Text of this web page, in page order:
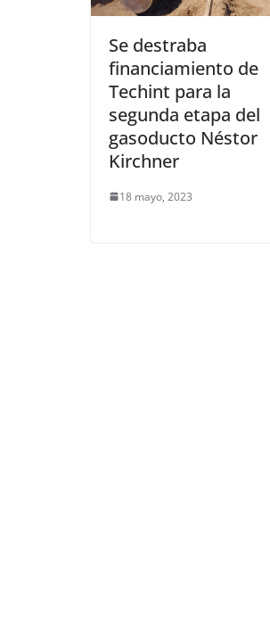
Se destraba
financiamiento de
Techint para la
segunda etapa del
gasoducto Néstor
Kirchner
18 mayo, 2023